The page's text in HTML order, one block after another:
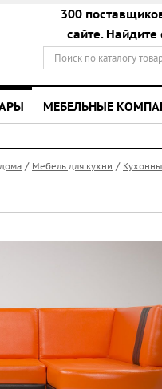
300
сайте.
МЕБЕЛЬНЫЕ
/ Мебель для кухни /